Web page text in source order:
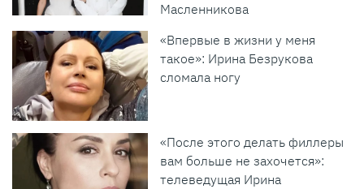
Масленникова
«Впервые в жизни у меня
такое»: Ирина Безрукова
сломала ногу
«После этого делать филлеры
вам больше не захочется»:
телеведущая Ирина